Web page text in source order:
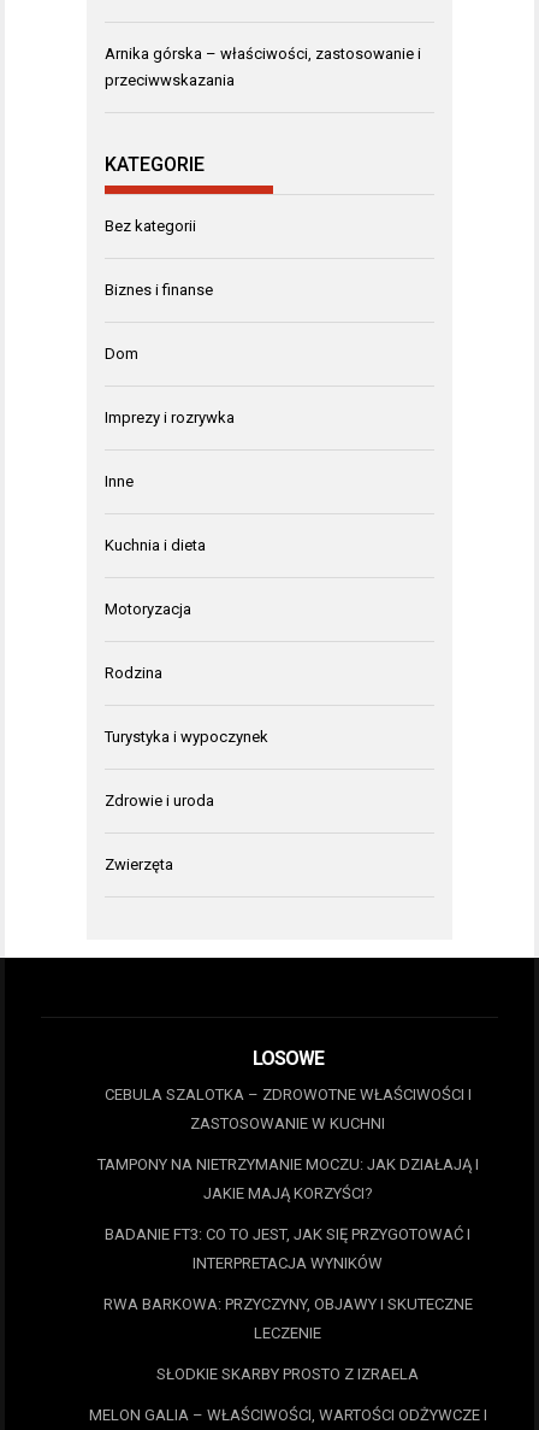
Arnika górska – właściwości, zastosowanie i
przeciwwskazania
KATEGORIE
Bez kategorii
Biznes i finanse
Dom
Imprezy i rozrywka
Inne
Kuchnia i dieta
Motoryzacja
Rodzina
Turystyka i wypoczynek
Zdrowie i uroda
Zwierzęta
LOSOWE
CEBULA SZALOTKA – ZDROWOTNE WŁAŚCIWOŚCI I
ZASTOSOWANIE W KUCHNI
TAMPONY NA NIETRZYMANIE MOCZU: JAK DZIAŁAJĄ I
JAKIE MAJĄ KORZYŚCI?
BADANIE FT3: CO TO JEST, JAK SIĘ PRZYGOTOWAĆ I
INTERPRETACJA WYNIKÓW
RWA BARKOWA: PRZYCZYNY, OBJAWY I SKUTECZNE
LECZENIE
SŁODKIE SKARBY PROSTO Z IZRAELA
MELON GALIA – WŁAŚCIWOŚCI, WARTOŚCI ODŻYWCZE I